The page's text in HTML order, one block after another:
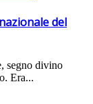
del
segno divino
Era...